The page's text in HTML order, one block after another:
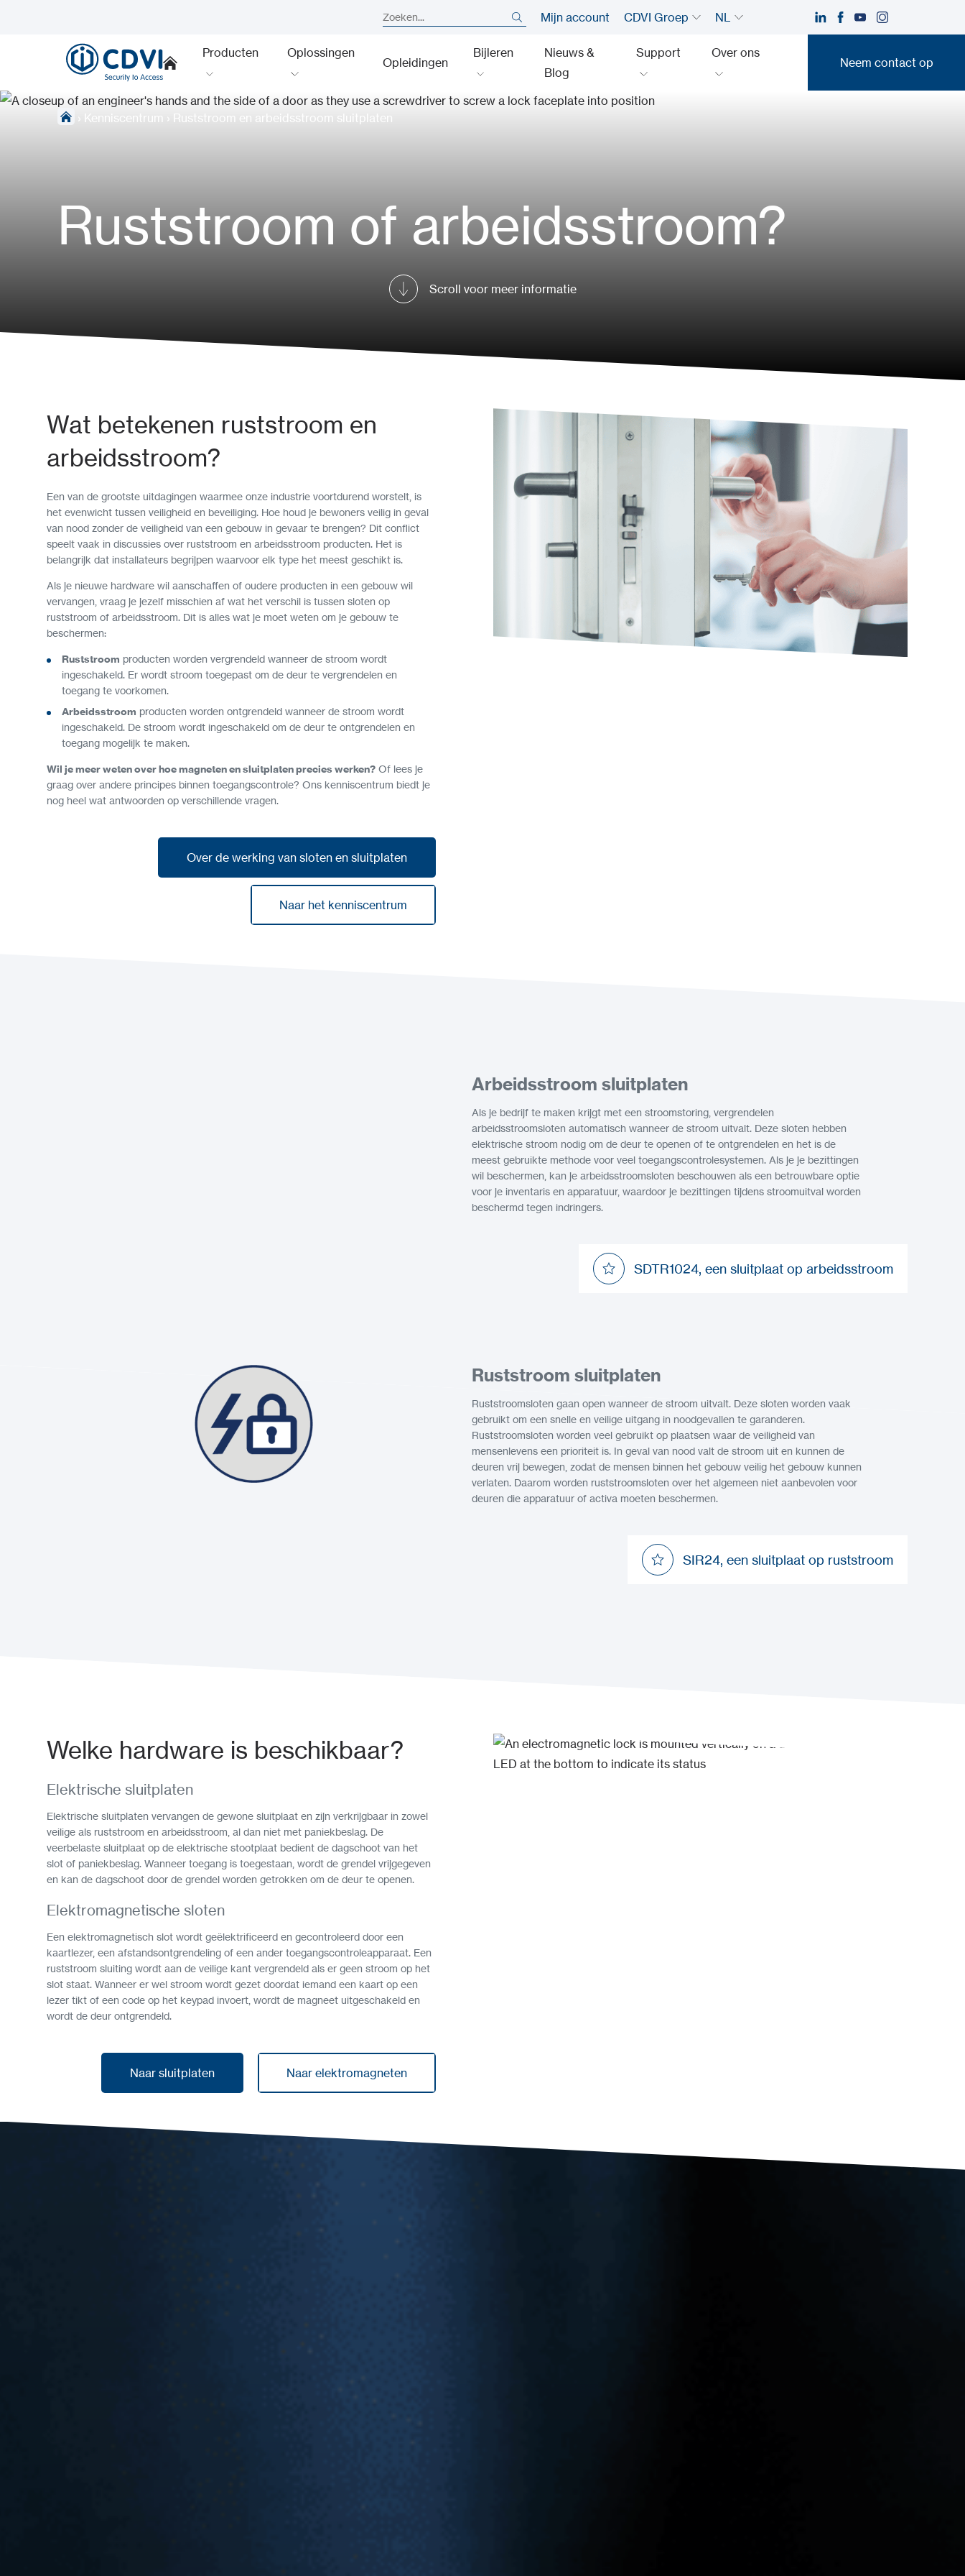
Mijn account CDVI Groep NL
Producten Oplossingen
Opleidingen
Bijleren
Nieuws &
Blog
Support Over ons
Neem contact op
› Kenniscentrum › Ruststroom en arbeidsstroom sluitplaten
Ruststroom of arbeidsstroom?
Scroll voor meer informatie
Wat betekenen ruststroom en
arbeidsstroom?
Een van de grootste uitdagingen waarmee onze industrie voortdurend worstelt, is
het evenwicht tussen veiligheid en beveiliging. Hoe houd je bewoners veilig in geval
van nood zonder de veiligheid van een gebouw in gevaar te brengen? Dit conflict
speelt vaak in discussies over ruststroom en arbeidsstroom producten. Het is
belangrijk dat installateurs begrijpen waarvoor elk type het meest geschikt is.
Als je nieuwe hardware wil aanschaffen of oudere producten in een gebouw wil
vervangen, vraag je jezelf misschien af wat het verschil is tussen sloten op
ruststroom of arbeidsstroom. Dit is alles wat je moet weten om je gebouw te
beschermen:
Ruststroom producten worden vergrendeld wanneer de stroom wordt
ingeschakeld. Er wordt stroom toegepast om de deur te vergrendelen en
toegang te voorkomen.
Arbeidsstroom producten worden ontgrendeld wanneer de stroom wordt
ingeschakeld. De stroom wordt ingeschakeld om de deur te ontgrendelen en
toegang mogelijk te maken.
Wil je meer weten over hoe magneten en sluitplaten precies werken? Of lees je
graag over andere principes binnen toegangscontrole? Ons kenniscentrum biedt je
nog heel wat antwoorden op verschillende vragen.
Over de werking van sloten en sluitplaten
Over de werking van sloten en sluitplaten
Naar het kenniscentrum
Arbeidsstroom sluitplaten
Als je bedrijf te maken krijgt met een stroomstoring, vergrendelen
arbeidsstroomsloten automatisch wanneer de stroom uitvalt. Deze sloten hebben
elektrische stroom nodig om de deur te openen of te ontgrendelen en het is de
meest gebruikte methode voor veel toegangscontrolesystemen. Als je je bezittingen
wil beschermen, kan je arbeidsstroomsloten beschouwen als een betrouwbare optie
voor je inventaris en apparatuur, waardoor je bezittingen tijdens stroomuitval worden
beschermd tegen indringers.
SDTR1024, een sluitplaat op arbeidsstroom
Ruststroom sluitplaten
Ruststroomsloten gaan open wanneer de stroom uitvalt. Deze sloten worden vaak
gebruikt om een snelle en veilige uitgang in noodgevallen te garanderen.
Ruststroomsloten worden veel gebruikt op plaatsen waar de veiligheid van
mensenlevens een prioriteit is. In geval van nood valt de stroom uit en kunnen de
deuren vrij bewegen, zodat de mensen binnen het gebouw veilig het gebouw kunnen
verlaten. Daarom worden ruststroomsloten over het algemeen niet aanbevolen voor
deuren die apparatuur of activa moeten beschermen.
SIR24, een sluitplaat op ruststroom
Welke hardware is beschikbaar?
Elektrische sluitplaten
Elektrische sluitplaten vervangen de gewone sluitplaat en zijn verkrijgbaar in zowel
veilige als ruststroom en arbeidsstroom, al dan niet met paniekbeslag. De
veerbelaste sluitplaat op de elektrische stootplaat bedient de dagschoot van het
slot of paniekbeslag. Wanneer toegang is toegestaan, wordt de grendel vrijgegeven
en kan de dagschoot door de grendel worden getrokken om de deur te openen.
Elektromagnetische sloten
Een elektromagnetisch slot wordt geëlektrificeerd en gecontroleerd door een
kaartlezer, een afstandsontgrendeling of een ander toegangscontroleapparaat. Een
ruststroom sluiting wordt aan de veilige kant vergrendeld als er geen stroom op het
slot staat. Wanneer er wel stroom wordt gezet doordat iemand een kaart op een
lezer tikt of een code op het keypad invoert, wordt de magneet uitgeschakeld en
wordt de deur ontgrendeld.
Naar sluitplaten Naar elektromagneten